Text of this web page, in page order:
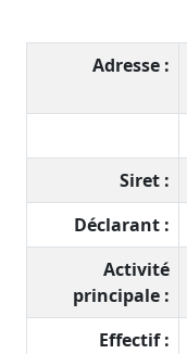
Adresse :
Siret :
Déclarant :
Activité
principale :
Effectif :